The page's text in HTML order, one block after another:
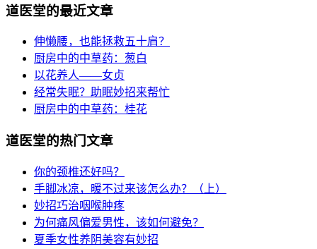
道医堂的最近文章
伸懒腰，也能拯救五十肩？
厨房中的中草药：葱白
以花养人——女贞
经常失眠？助眠妙招来帮忙
厨房中的中草药：桂花
道医堂的热门文章
你的颈椎还好吗？
手脚冰凉，暖不过来该怎么办？（上）
妙招巧治咽喉肿疼
为何痛风偏爱男性，该如何避免？
夏季女性养阴美容有妙招